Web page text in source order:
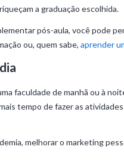
a graduação escolhida.
pós-aula, você pode
ou, quem sabe,aprender
faculdade de manhã ou à
tempo de fazer as
melhorar o marketing